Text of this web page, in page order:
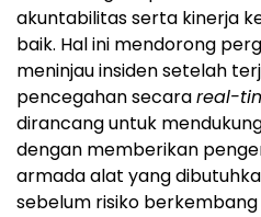
akuntabilitas serta kinerja
baik. Hal ini mendorong
meninjau insiden setelah
pencegahan secarareal-
dirancang untuk
dengan memberikan
armada alat yang
sebelum risiko berkembang